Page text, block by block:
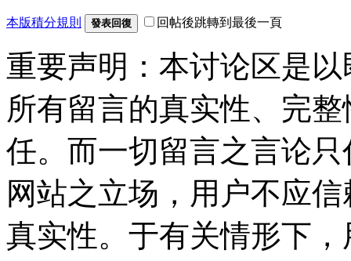
本版積分規則 發表回復 回帖後跳轉到最後一頁
重要声明：本讨论区是
所有留言的真实性、完
任。而一切留言之言论
网站之立场，用户不应
真实性。于有关情形下